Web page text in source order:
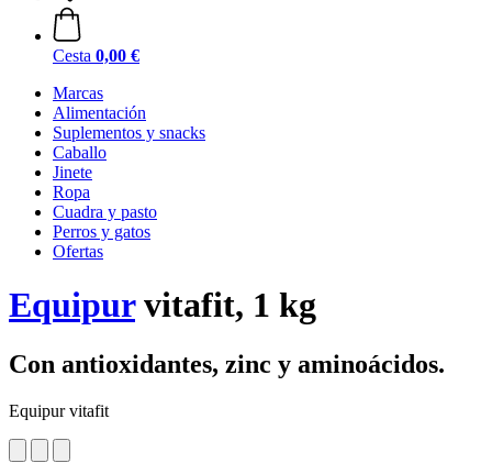
Cesta 0,00 €
Marcas
Alimentación
Suplementos y snacks
Caballo
Jinete
Ropa
Cuadra y pasto
Perros y gatos
Ofertas
Equipurvitafit, 1 kg
Con antioxidantes, zinc y aminoácidos.
Equipur vitafit